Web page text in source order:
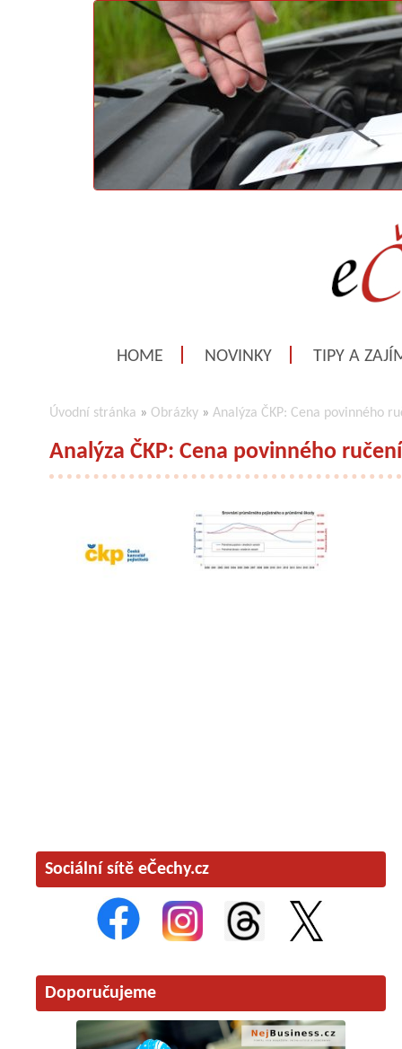
HOME NOVINKY TIPY A
Úvodní stránka » Obrázky » Analýza ČKP: Cena povinného
Analýza ČKP: Cena povinného
Sociální sítě eČechy.cz
Doporučujeme